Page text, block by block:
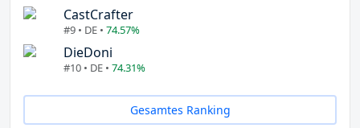
CastCrafter
#9 • DE • 74.57%
DieDoni
#10 • DE • 74.31%
Gesamtes Ranking